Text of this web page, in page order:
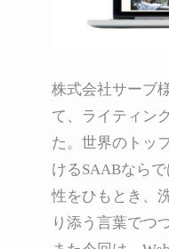
株式会社サーブ
て、ライティン
た。世界のトッ
けるSAABなら
性をひもとき、
り添う言葉でつ